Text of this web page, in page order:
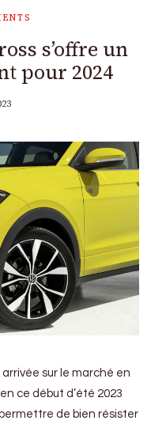
s’offre un
pour 2024
sur le marché en
ce début d’été 2023
de bien résister